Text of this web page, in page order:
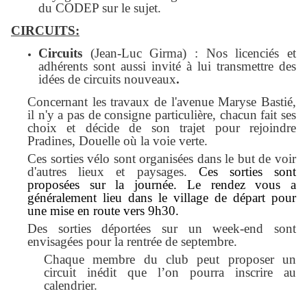
du CODEP sur le sujet.
CIRCUITS:
Circuits (Jean-Luc Girma) : Nos licenciés et
adhérents sont aussi invité à lui transmettre des
idées de circuits nouveaux.
Concernant les travaux de l'avenue Maryse Bastié,
il n'y a pas de consigne particulière, chacun fait ses
choix et décide de son trajet pour rejoindre
Pradines, Douelle où la voie verte.
Ces sorties vélo sont organisées dans le but de voir
d'autres lieux et paysages. Ces sorties sont
proposées sur la journée. Le rendez vous a
généralement lieu dans le village de départ pour
une mise en route vers 9h30.
Des sorties déportées sur un week-end sont
envisagées pour la rentrée de septembre.
Chaque membre du club peut proposer un
circuit inédit que l’on pourra inscrire au
calendrier.